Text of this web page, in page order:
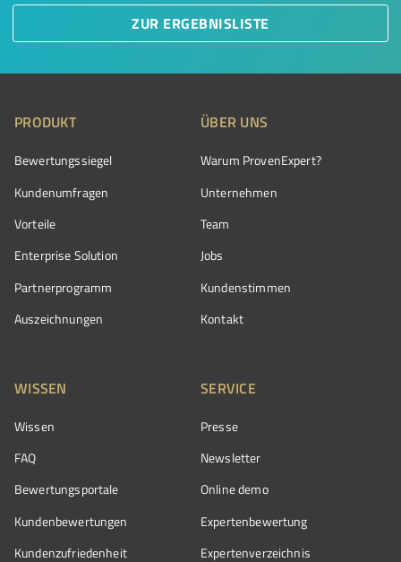
ZUR ERGEBNISLISTE
PRODUKT
Bewertungssiegel
Kundenumfragen
Vorteile
Enterprise Solution
Partnerprogramm
Auszeichnungen
ÜBER UNS
Warum ProvenExpert?
Unternehmen
Team
Jobs
Kundenstimmen
Kontakt
WISSEN
Wissen
FAQ
Bewertungsportale
Kundenbewertungen
Kundenzufriedenheit
SERVICE
Presse
Newsletter
Online demo
Expertenbewertung
Expertenverzeichnis